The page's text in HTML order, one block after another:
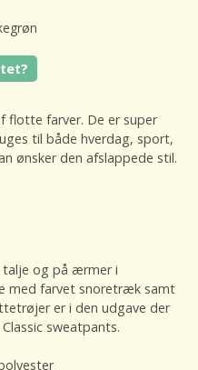
flotte farver. De er super
til både hverdag, sport,
ønsker den afslappede stil.
talje og på ærmer i
med farvet snoretræk samt
er i den udgave der
sweatpants.